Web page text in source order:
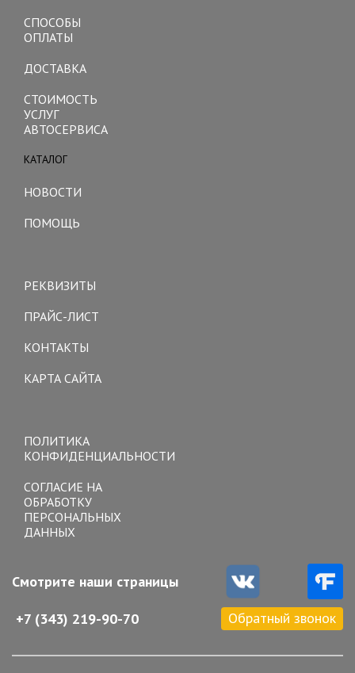
СПОСОБЫ
ОПЛАТЫ
ДОСТАВКА
СТОИМОСТЬ
УСЛУГ
АВТОСЕРВИСА
КАТАЛОГ
НОВОСТИ
ПОМОЩЬ
РЕКВИЗИТЫ
ПРАЙС-ЛИСТ
КОНТАКТЫ
КАРТА САЙТА
ПОЛИТИКА
КОНФИДЕНЦИАЛЬНОСТИ
СОГЛАСИЕ НА
ОБРАБОТКУ
ПЕРСОНАЛЬНЫХ
ДАННЫХ
Смотрите наши страницы
+7 (343) 219-90-70 Обратный звонок